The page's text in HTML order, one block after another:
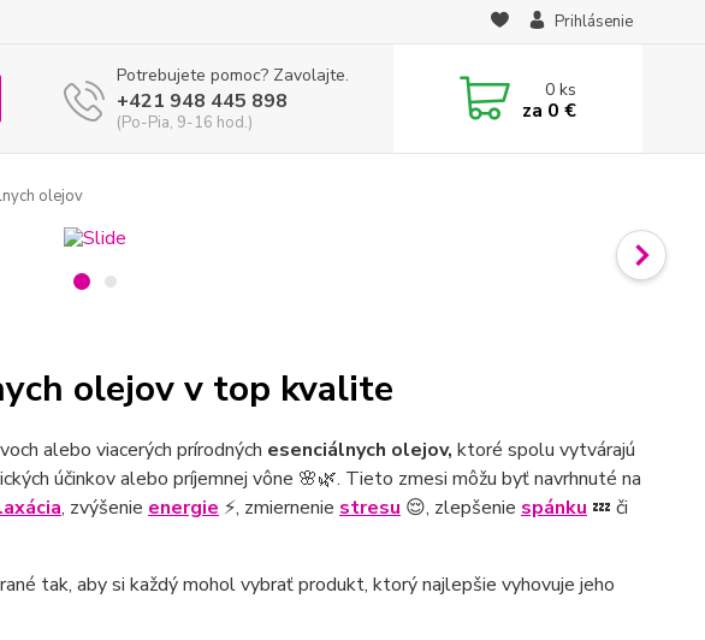
Prihlásenie
Potrebujete pomoc? Zavolajte.
+421 948 445 898
(Po-Pia, 9-16 hod.)
0ks
za 0 €
olejov
olejov v top kvalite
alebo viacerých prírodných esenciálnych olejov, ktoré spolu vytvárajú
účinkov alebo príjemnej vône 🌸🌿. Tieto zmesi môžu byť navrhnuté na
, zvýšenie energie ⚡, zmiernenie stresu 😌, zlepšenie spánku 💤 či
tak, aby si každý mohol vybrať produkt, ktorý najlepšie vyhovuje jeho